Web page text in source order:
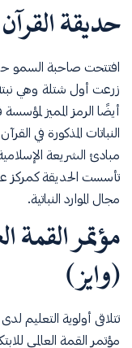
حديقة القرآن
زرعت أول شتلة وهي
أيضًا الرمز المميز
النباتات المذكورة في
مبادئ الشريعة
تأسست الحديقة كمركز
مجال الموارد النباتية.
مؤتمر القمة
(وايز)
تتلاقى أولوية التعليم
مؤتمر القمة العالمي